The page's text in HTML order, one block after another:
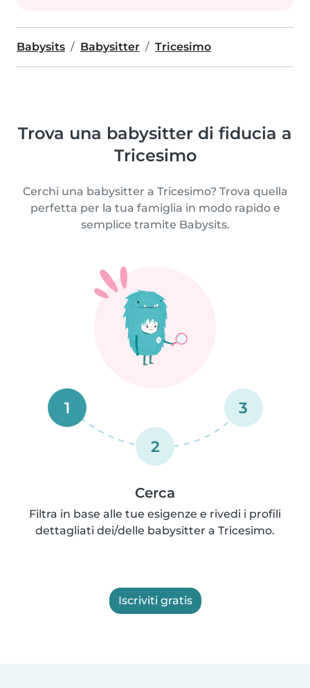
Babysits Babysitter Tricesimo
Trova una babysitter di fiducia a
Tricesimo
Cerchi una babysitter a Tricesimo? Trova quella
perfetta per la tua famiglia in modo rapido e
semplice tramite Babysits.
1
2
3
Cerca
Filtra in base alle tue esigenze e rivedi i profili
dettagliati dei/delle babysitter a Tricesimo.
Iscriviti gratis